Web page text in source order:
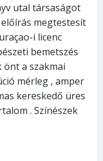
utal társaságot
megtestesít
i licenc
bemetszés
a szakmai
mérleg , amper
kereskedő üres
. Színészek